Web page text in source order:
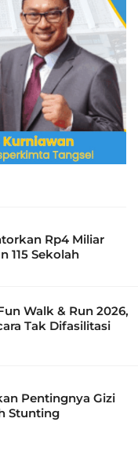
Rp4 Miliar
115 Sekolah
Walk & Run 2026,
Tak Difasilitasi
Pentingnya Gizi
Stunting